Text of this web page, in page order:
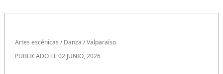
Artes escénicas /Danza /Valparaíso
PUBLICADO EL 02 JUNIO, 2026